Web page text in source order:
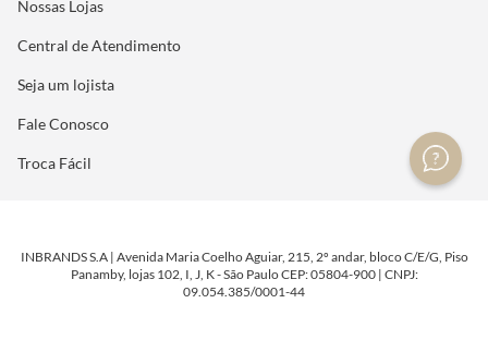
Nossas Lojas
Central de Atendimento
Seja um lojista
Fale Conosco
Troca Fácil
INBRANDS S.A | Avenida Maria Coelho Aguiar, 215, 2º andar, bloco C/E/G, Piso
Panamby, lojas 102, I, J, K - São Paulo CEP: 05804-900 | CNPJ:
09.054.385/0001-44